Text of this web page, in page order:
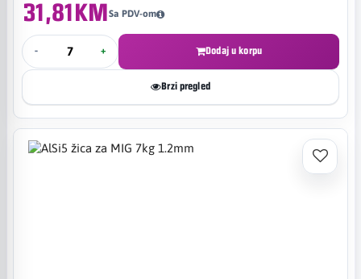
31,81KMSa PDV-om
- + Dodaj u korpu
Brzi pregled